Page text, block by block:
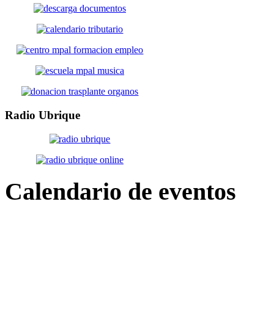
Radio Ubrique
Calendario de eventos